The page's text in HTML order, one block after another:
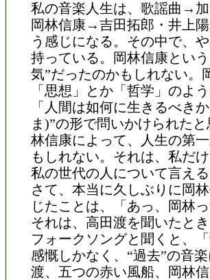
私の音楽人生は、歌謡曲→
岡林信康→吉田拓郎・井上
う感じになる。その中で、
持っている。岡林信康とい
気”だったのかもしれない。
「思想」とか「哲学」のよ
「人間は如何に生きるべき
ま)”の形で問いかけられた
林信康によって、人生の第
もしれない。それは、私だ
私の世代の人について言える
さて、本当に久しぶりに岡
じたことは、「あっ、岡林
それは、高田渡を聞いたと
フォークソングと聞くと、
感慨しかなく、“過去”の音
渡、五つの赤い風船、岡林